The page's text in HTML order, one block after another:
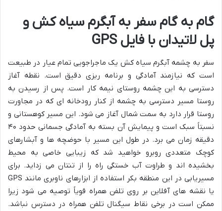
گام به گام سفر به آبگرم سیاه کش و
پل لاتیدان با فایل GPS
سفر به چشمه آبگرم سیاه کش یک ماجراجویی تمام عیار در طبیعت
است که نیازمند آمادگی و برنامه ریزی دقیق است. نقطه آغاز
دسترسی به این چشمه روستای نیمه کار است. پس از رسیدن به
روستا مسیر دسترسی به چشمه از کنار رودخانه ای که در مجاورت
روستا قرار دارد به سمت شمال آغاز می شود. این مسیر کوهستانی و
نسبتاً سبک است و پیمایش آن بسته به آمادگی جسمانی حدود ۴۰
دقیقه زمان می برد. در طول این مسیر با حوضچه ها و آبشارهای
کوچک متعددی روبرو خواهید شد که زیبایی خاصی به محیط
بخشیده اند و طراوت آب خستگی راه را از تنتان می زداید. برای
مسیریابی در این منطقه بکر استفاده از ابزارهای ناوبری مانند GPS
یا نقشه های آفلاین بر روی تلفن همراه قویاً توصیه می شود زیرا
ممکن است در برخی نقاط سیگنال تلفن همراه در دسترس نباشد.